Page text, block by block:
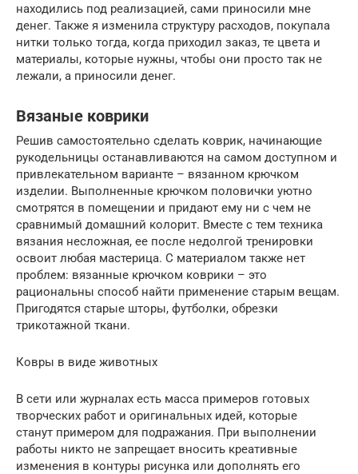
находились под реализацией, сами приносили мне
денег. Также я изменила структуру расходов, покупала
нитки только тогда, когда приходил заказ, те цвета и
материалы, которые нужны, чтобы они просто так не
лежали, а приносили денег.
Вязаные коврики
Решив самостоятельно сделать коврик, начинающие
рукодельницы останавливаются на самом доступном и
привлекательном варианте – вязанном крючком
изделии. Выполненные крючком половички уютно
смотрятся в помещении и придают ему ни с чем не
сравнимый домашний колорит. Вместе с тем техника
вязания несложная, ее после недолгой тренировки
освоит любая мастерица. С материалом также нет
проблем: вязанные крючком коврики – это
рациональны способ найти применение старым вещам.
Пригодятся старые шторы, футболки, обрезки
трикотажной ткани.
Ковры в виде животных
В сети или журналах есть масса примеров готовых
творческих работ и оригинальных идей, которые
станут примером для подражания. При выполнении
работы никто не запрещает вносить креативные
изменения в контуры рисунка или дополнять его